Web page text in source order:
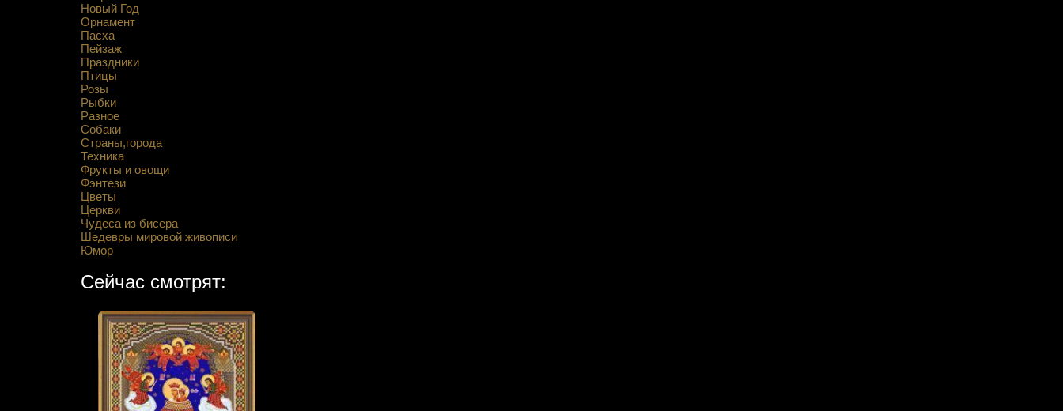
Новый Год
Орнамент
Пасха
Пейзаж
Праздники
Птицы
Розы
Рыбки
Разное
Собаки
Страны,города
Техника
Фрукты и овощи
Фэнтези
Цветы
Церкви
Чудеса из бисера
Шедевры мировой живописи
Юмор
Сейчас смотрят: